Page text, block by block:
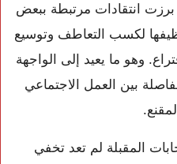
برزت انتقادات مرتبطة ببعض
لكسب التعاطف وتوسيع
وهو ما يعيد إلى الواجهة
بين العمل الاجتماعي
المقبلة لم تعد تخفي